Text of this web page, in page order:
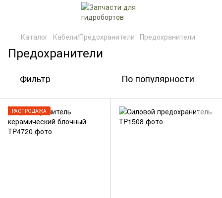
Каталог Кабели/Предохранители Предохранители
Предохранители
Фильтр По популярности
РАСПРОДАЖА